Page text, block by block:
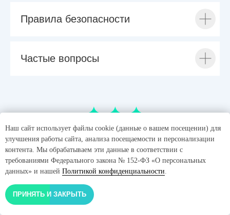
Наш сайт использует файлы cookie (данные о вашем посещении) для
улучшения работы сайта, анализа посещаемости и персонализации
контента. Мы обрабатываем эти данные в соответствии с
требованиями Федерального закона № 152-ФЗ «О персональных
данных» и нашей Политикой конфиденциальности.
ПРИНЯТЬ И ЗАКРЫТЬ
Правила безопасности
Частые вопросы
РАСЧЁТ ТОЧНОЙ СТОИМОСТИ ТУРА НА 3